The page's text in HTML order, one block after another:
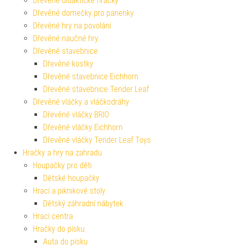
Dřevěné domečky pro panenky
Dřevěné hry na povolání
Dřevěné naučné hry
Dřevěné stavebnice
Dřevěné kostky
Dřevěné stavebnice Eichhorn
Dřevěné stavebnice Tender Leaf
Dřevěné vláčky a vláčkodráhy
Dřevěné vláčky BRIO
Dřevěné vláčky Eichhorn
Dřevěné vláčky Tender Leaf Toys
Hračky a hry na zahradu
Houpačky pro děti
Dětské houpačky
Hrací a piknikové stoly
Dětský záhradní nábytek
Hrací centra
Hračky do písku
Auta do písku